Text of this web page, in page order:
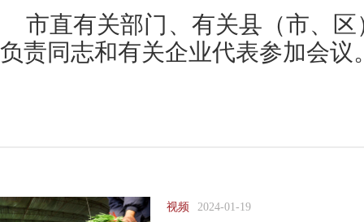
市直有关部门、有关县（市、
负责同志和有关企业代表参加会议
视频 2024-01-19